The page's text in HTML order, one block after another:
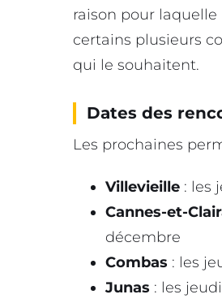
raison pour
certains plusieurs
qui le souhaitent.
Dates des
Les prochaines
Villevieille : les
Cannes-et-
décembre
Combas : les
Junas : les